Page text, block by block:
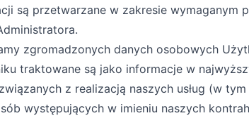
są przetwarzane w zakresie wymaganym
zgromadzonych danych osobowych
traktowane są jako informacje w
z realizacją naszych usług (w
występujących w imieniu naszych